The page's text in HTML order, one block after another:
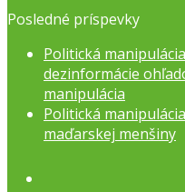
Posledné príspevky
Politická
dezinformácie
manipulácia
Politická
maďarskej menšiny